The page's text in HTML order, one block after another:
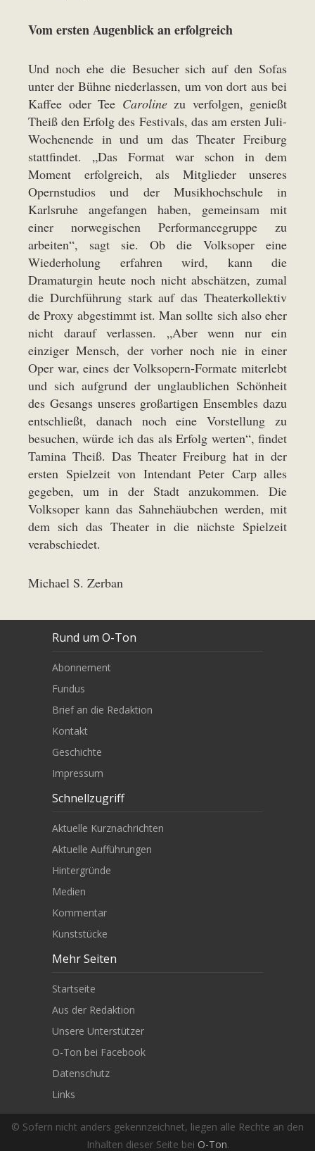
Vom ersten Augenblick an erfolgreich
Und noch ehe die Besucher sich auf den Sofas
unter der Bühne niederlassen, um von dort aus bei
Kaffee oder Tee Carolinezu verfolgen, genießt
Theiß den Erfolg des Festivals, das am ersten Juli-
Wochenende in und um das Theater Freiburg
stattfindet. „Das Format war schon in dem
Moment erfolgreich, als Mitglieder unseres
Opernstudios und der Musikhochschule in
Karlsruhe angefangen haben, gemeinsam mit
einer norwegischen Performancegruppe zu
arbeiten“, sagt sie. Ob die Volksoper eine
Wiederholung erfahren wird, kann die
Dramaturgin heute noch nicht abschätzen, zumal
die Durchführung stark auf das Theaterkollektiv
de Proxy abgestimmt ist. Man sollte sich also eher
nicht darauf verlassen. „Aber wenn nur ein
einziger Mensch, der vorher noch nie in einer
Oper war, eines der Volksopern-Formate miterlebt
und sich aufgrund der unglaublichen Schönheit
des Gesangs unseres großartigen Ensembles dazu
entschließt, danach noch eine Vorstellung zu
besuchen, würde ich das als Erfolg werten“, findet
Tamina Theiß. Das Theater Freiburg hat in der
ersten Spielzeit von Intendant Peter Carp alles
gegeben, um in der Stadt anzukommen. Die
Volksoper kann das Sahnehäubchen werden, mit
dem sich das Theater in die nächste Spielzeit
verabschiedet.
Michael S. Zerban
© Sofern nicht anders gekennzeichnet, liegen alle Rechte an den
Inhalten dieser Seite bei O-Ton.
Rund um O-Ton
Abonnement
Fundus
Brief an die Redaktion
Kontakt
Geschichte
Impressum
Schnellzugriff
Aktuelle Kurznachrichten
Aktuelle Aufführungen
Hintergründe
Medien
Kommentar
Kunststücke
Mehr Seiten
Startseite
Aus der Redaktion
Unsere Unterstützer
O-Ton bei Facebook
Datenschutz
Links